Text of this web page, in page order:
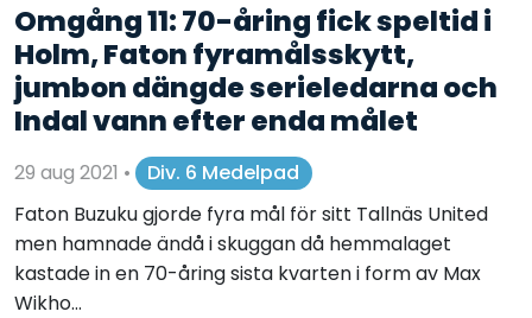
Omgång 11: 70-åring fick speltid i
Holm, Faton fyramålsskytt,
jumbon dängde serieledarna och
Indal vann efter enda målet
29 aug 2021 •
Div. 6 Medelpad
Faton Buzuku gjorde fyra mål för sitt Tallnäs United
men hamnade ändå i skuggan då hemmalaget
kastade in en 70-åring sista kvarten i form av Max
Wikho...